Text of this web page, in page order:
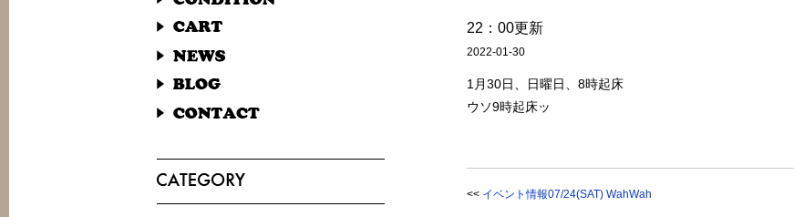
22：00更新
2022-01-30
1月30日、日曜日、8時起床
ウソ9時起床ッ
<< イベント情報07/24(SAT) WahWah